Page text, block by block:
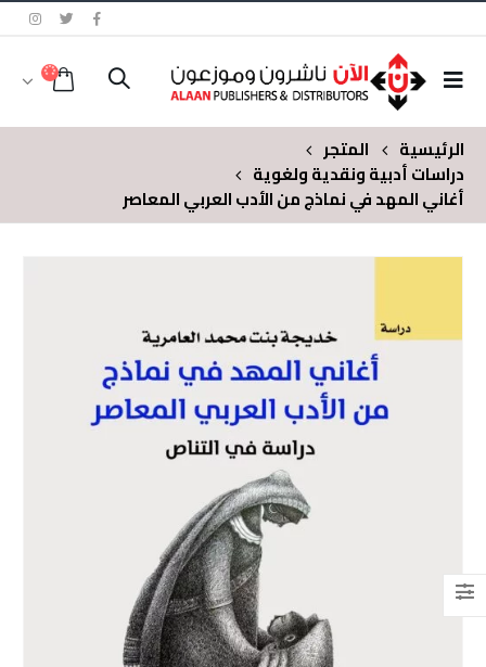
الرئيسية المتجر
دراسات أدبية ونقدية ولغوية
أغاني المهد في نماذج من الأدب العربي المعاصر